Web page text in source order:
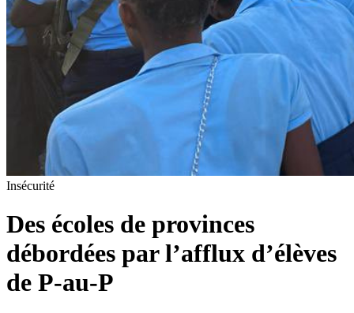
Insécurité
Des écoles de provinces
débordées par l’afflux d’élèves
de P-au-P